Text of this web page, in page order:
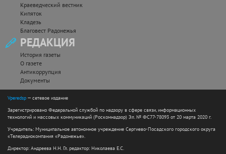
Краеведческий вестник
Кипяток
Кладезь
Благовест Радонежья
РЕДАКЦИЯ
История газеты
О газете
Антикоррупция
Документы
Vperedsp — сетевое издание
Зарегистрировано Федеральной службой по надзору в сфере связи, информационных
технологий и массовых коммуникаций (Роскомнадзор) Эл. № ФС77-78093 от 20 марта 2020 г.
Учредитель: Муниципальное автономное учреждение Сергиево-Посадского городского округа
«Телерадиокомпания «Радонежье».
Директор: Андреева Н.Н. Гл. редактор: Николаева Е.С.